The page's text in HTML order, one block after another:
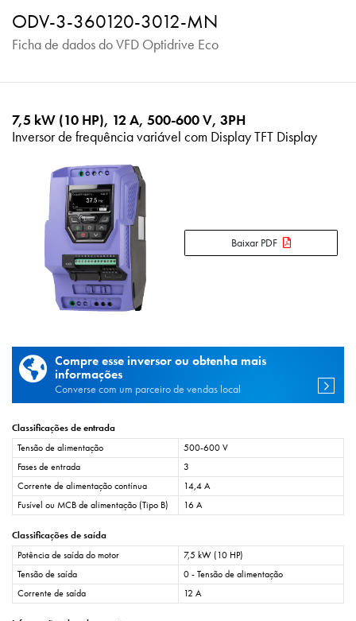
ODV-3-360120-3012-MN
Ficha de dados do VFD Optidrive Eco
7,5 kW (10 HP), 12 A, 500-600 V, 3PH
Inversor de frequência variável com Display TFT Display
Baixar PDF
Compre esse inversor ou obtenha mais
informações
Converse com um parceiro de vendas local
Classificações de entrada
Tensão de alimentação
500-600 V
Fases de entrada
3
Corrente de alimentação contínua
14,4 A
Fusível ou MCB de alimentação (Tipo B)
16 A
Classificações de saída
Potência de saída do motor
7,5 kW (10 HP)
Tensão de saída
0 - Tensão de alimentação
Corrente de saída
12 A